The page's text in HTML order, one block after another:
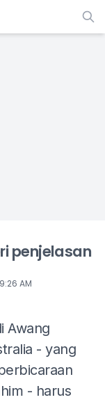
penjelasan
9:26 AM
Awang
- yang
- harus